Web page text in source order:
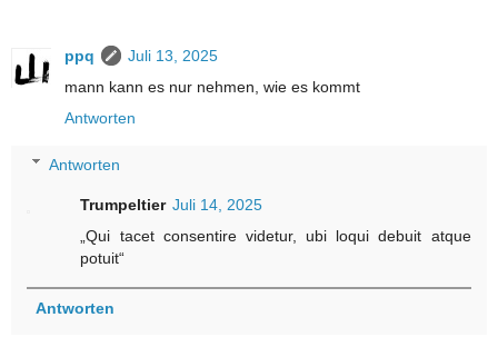
ppq
Juli 13, 2025
mann kann es nur nehmen, wie es kommt
Antworten
Antworten
Trumpeltier Juli 14, 2025
„Qui tacet consentire videtur, ubi loqui debuit atque
potuit“
Antworten